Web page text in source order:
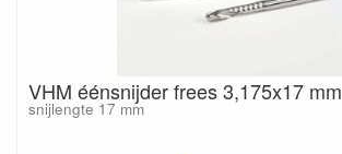
VHM éénsnijder frees 3,175x17 mm
snijlengte 17 mm